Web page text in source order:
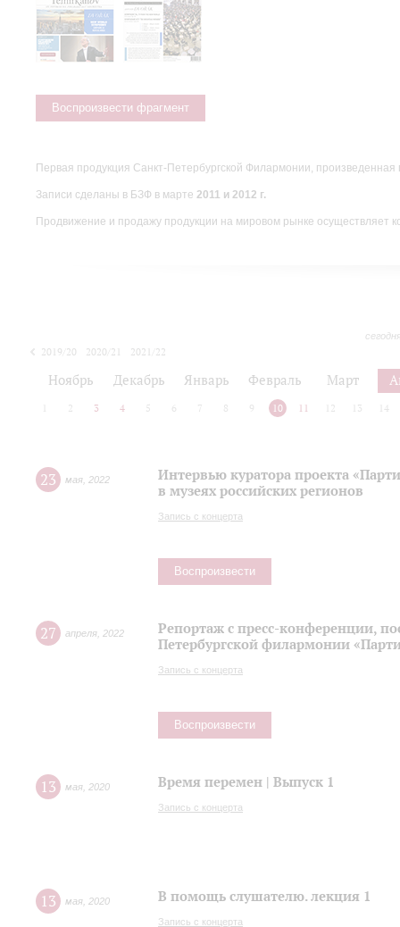
Воспроизвести фрагмент
Первая продукция Санкт-Петербургской Филармонии,
Записи сделаны в БЗФ в марте 2011 и 2012 г.
Продвижение и продажу продукции на мировом рынке осуществляет
2019/20 2020/21 2021/22
Ноябрь Декабрь Январь Февраль Март
2 3 4 5 6 7 8 9 10 11 12 13 14
23 мая 2022
Интервью куратора проекта
в музеях российских регионов
Запись с концерта
Воспроизвести
27 апреля 2022
Репортаж с пресс-конференции,
Петербургской филармонии
Запись с концерта
Воспроизвести
13 мая 2020 Время перемен | Выпуск 1
Запись с концерта
13 мая 2020 В помощь слушателю. лекция 1
Запись с концерта